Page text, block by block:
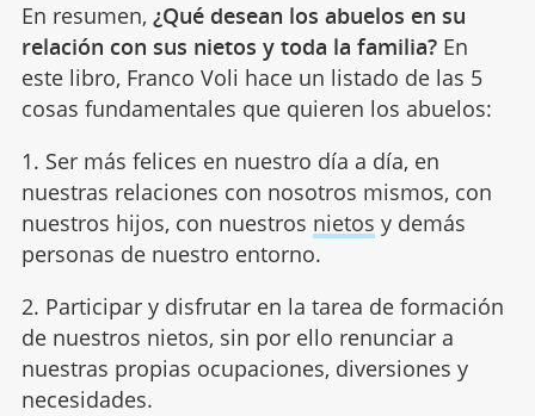
En resumen, ¿Qué desean los abuelos en su
relación con sus nietos y toda la familia?En
este libro, Franco Voli hace un listado de las 5
cosas fundamentales que quieren los abuelos:
1. Ser más felices en nuestro día a día, en
nuestras relaciones con nosotros mismos, con
nuestros hijos, con nuestros nietos y demás
personas de nuestro entorno.
2. Participar y disfrutar en la tarea de formación
de nuestros nietos, sin por ello renunciar a
nuestras propias ocupaciones, diversiones y
necesidades.